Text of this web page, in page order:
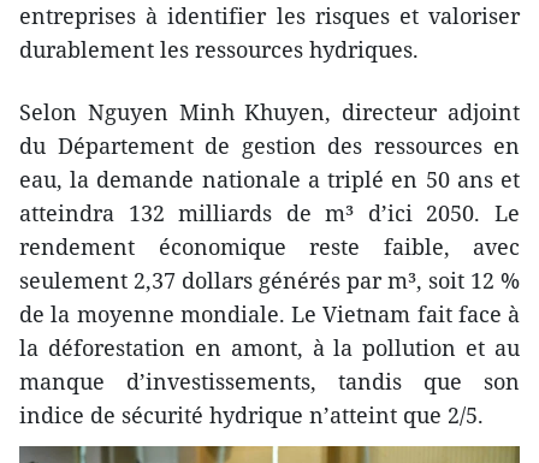
entreprises à identifier les risques et valoriser
durablement les ressources hydriques.
Selon Nguyen Minh Khuyen, directeur adjoint
du Département de gestion des ressources en
eau, la demande nationale a triplé en 50 ans et
atteindra 132 milliards de m³ d’ici 2050. Le
rendement économique reste faible, avec
seulement 2,37 dollars générés par m³, soit 12 %
de la moyenne mondiale. Le Vietnam fait face à
la déforestation en amont, à la pollution et au
manque d’investissements, tandis que son
indice de sécurité hydrique n’atteint que 2/5.